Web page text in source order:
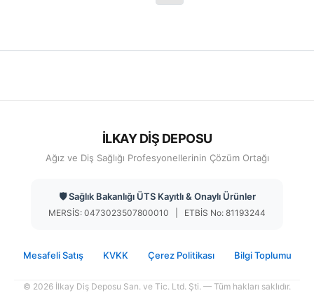
İLKAY DİŞ DEPOSU
Ağız ve Diş Sağlığı Profesyonellerinin Çözüm Ortağı
🛡️ Sağlık Bakanlığı ÜTS Kayıtlı & Onaylı Ürünler
MERSİS: 0473023507800010 | ETBİS No: 81193244
Mesafeli Satış KVKK Çerez Politikası Bilgi Toplumu
© 2026 İlkay Diş Deposu San. ve Tic. Ltd. Şti. — Tüm hakları saklıdır.